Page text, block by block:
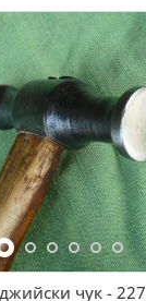
чук - 227